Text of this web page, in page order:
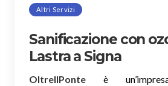
Altri Servizi
Sanificazione con
Lastra a Signa
OltreIlPonte è